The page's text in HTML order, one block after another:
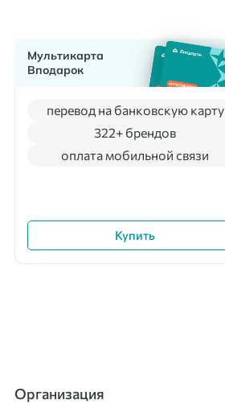
Мультикарта
Вподарок
оплата мобильной связи
перевод на банковскую карту
322+ брендов
Купить
Организация